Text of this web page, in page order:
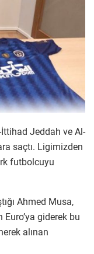
Jeddah ve Al-
saçtı. Ligimizden
futbolcuyu
Ahmed Musa,
Euro’ya giderek bu
alınan